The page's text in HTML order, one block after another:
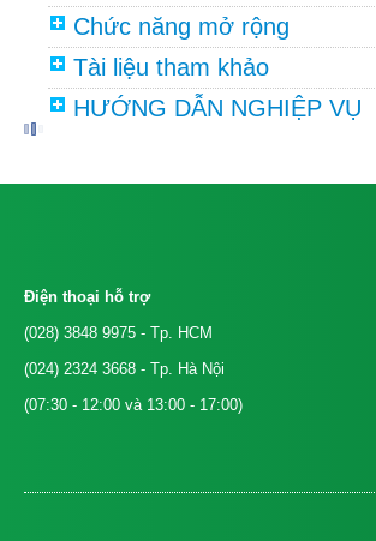
Chức năng mở rộng
Tài liệu tham khảo
HƯỚNG DẪN NGHIỆP VỤ
Điện thoại hỗ trợ
(028) 3848 9975 - Tp. HCM
(024) 2324 3668 - Tp. Hà Nội
(07:30 - 12:00 và 13:00 - 17:00)